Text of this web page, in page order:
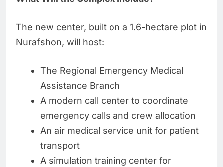
The new center, built on a 1.6-hectare plot in
Nurafshon, will host:
The Regional Emergency Medical
Assistance Branch
A modern call center to coordinate
emergency calls and crew allocation
An air medical service unit for patient
transport
A simulation training center for